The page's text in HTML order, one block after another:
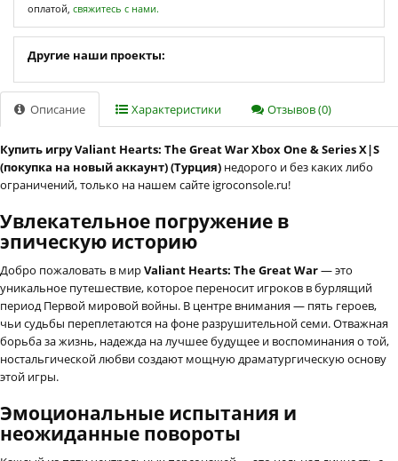
оплатой, свяжитесь с нами.
Другие наши проекты:
Описание Характеристики Отзывов (0)
Купить игру Valiant Hearts: The Great War Xbox One & Series X|S
(покупка на новый аккаунт) (Турция) недорого и без каких либо
ограничений, только на нашем сайте igroconsole.ru!
Увлекательное погружение в
эпическую историю
Добро пожаловать в мирValiant Hearts: The Great War— это
уникальное путешествие, которое переносит игроков в бурлящий
период Первой мировой войны. В центре внимания — пять героев,
чьи судьбы переплетаются на фоне разрушительной семи. Отважная
борьба за жизнь, надежда на лучшее будущее и воспоминания о той,
ностальгической любви создают мощную драматургическую основу
этой игры.
Эмоциональные испытания и
неожиданные повороты